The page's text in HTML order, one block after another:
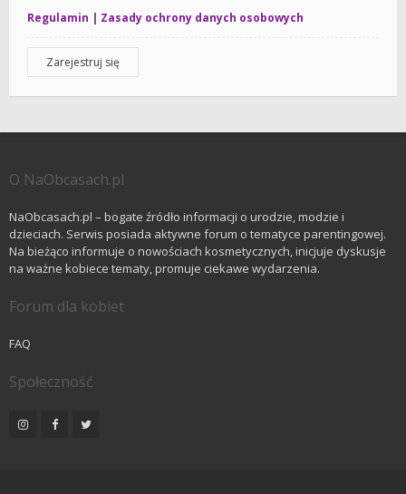
Regulamin | Zasady ochrony danych osobowych
Zarejestruj się
O NaObcasach.pl
NaObcasach.pl – bogate źródło informacji o urodzie, modzie i
dzieciach. Serwis posiada aktywne forum o tematyce parentingowej.
Na bieżąco informuje o nowościach kosmetycznych, inicjuje dyskusje
na ważne kobiece tematy, promuje ciekawe wydarzenia.
Forum dla kobiet
FAQ
Społeczność